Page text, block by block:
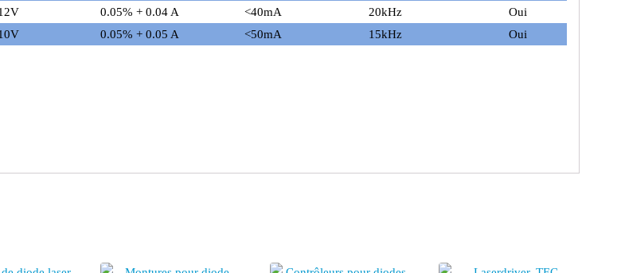
0.05% + 0.04 A <40mA 20kHz
Oui
0.05% + 0.05 A <50mA 15kHz Oui